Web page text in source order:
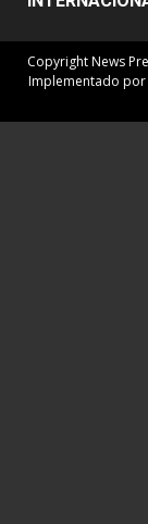
Copyright News
Implementado por